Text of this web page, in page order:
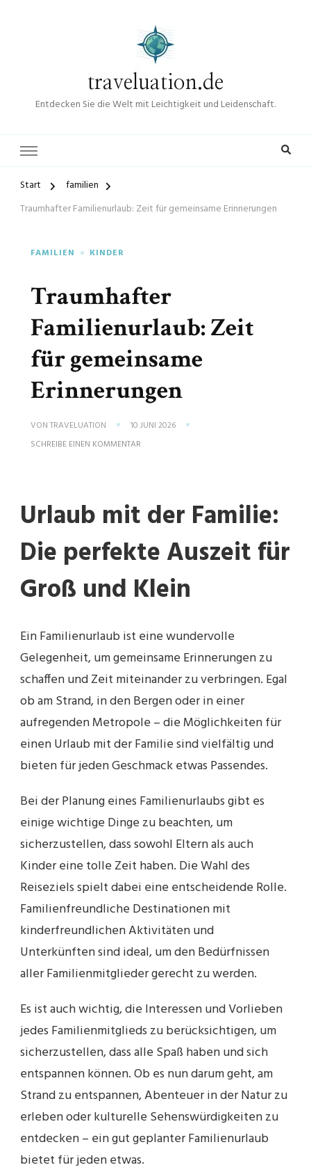
traveluation.de
Entdecken Sie die Welt mit Leichtigkeit und Leidenschaft.
Start
familien
Traumhafter Familienurlaub: Zeit für gemeinsame Erinnerungen
FAMILIEN KINDER
Traumhafter
Familienurlaub: Zeit
für gemeinsame
Erinnerungen
VON TRAVELUATION
10 JUNI 2026
SCHREIBE EINEN KOMMENTAR
GEMEINSAME
ERINNERUNGEN
Urlaub mit der Familie:
Die perfekte Auszeit für
Groß und Klein
Ein Familienurlaub ist eine wundervolle
Gelegenheit, um gemeinsame Erinnerungen zu
schaffen und Zeit miteinander zu verbringen. Egal
ob am Strand, in den Bergen oder in einer
aufregenden Metropole – die Möglichkeiten für
einen Urlaub mit der Familie sind vielfältig und
bieten für jeden Geschmack etwas Passendes.
Bei der Planung eines Familienurlaubs gibt es
einige wichtige Dinge zu beachten, um
sicherzustellen, dass sowohl Eltern als auch
Kinder eine tolle Zeit haben. Die Wahl des
Reiseziels spielt dabei eine entscheidende Rolle.
Familienfreundliche Destinationen mit
kinderfreundlichen Aktivitäten und
Unterkünften sind ideal, um den Bedürfnissen
aller Familienmitglieder gerecht zu werden.
Es ist auch wichtig, die Interessen und Vorlieben
jedes Familienmitglieds zu berücksichtigen, um
sicherzustellen, dass alle Spaß haben und sich
entspannen können. Ob es nun darum geht, am
Strand zu entspannen, Abenteuer in der Natur zu
erleben oder kulturelle Sehenswürdigkeiten zu
entdecken – ein gut geplanter Familienurlaub
bietet für jeden etwas.